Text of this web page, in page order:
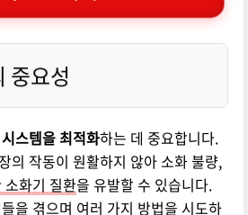
중요성
스템을 최적화하는 데 중요합니다.
의 작동이 원활하지 않아 소화 불량,
소화기 질환을 유발할 수 있습니다.
을 겪으며 여러 가지 방법을 시도하